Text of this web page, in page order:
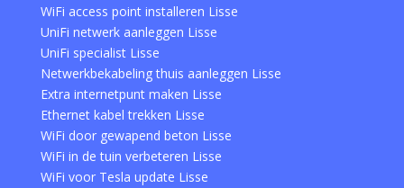
WiFi access point installeren Lisse
UniFi netwerk aanleggen Lisse
UniFi specialist Lisse
Netwerkbekabeling thuis aanleggen Lisse
Extra internetpunt maken Lisse
Ethernet kabel trekken Lisse
WiFi door gewapend beton Lisse
WiFi in de tuin verbeteren Lisse
WiFi voor Tesla update Lisse